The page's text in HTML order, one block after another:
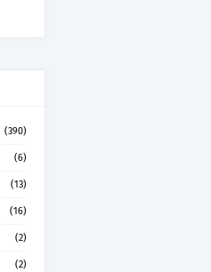
(390)
(6)
(13)
(16)
(2)
(2)